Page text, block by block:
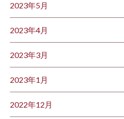
2023年5月
2023年4月
2023年3月
2023年1月
2022年12月